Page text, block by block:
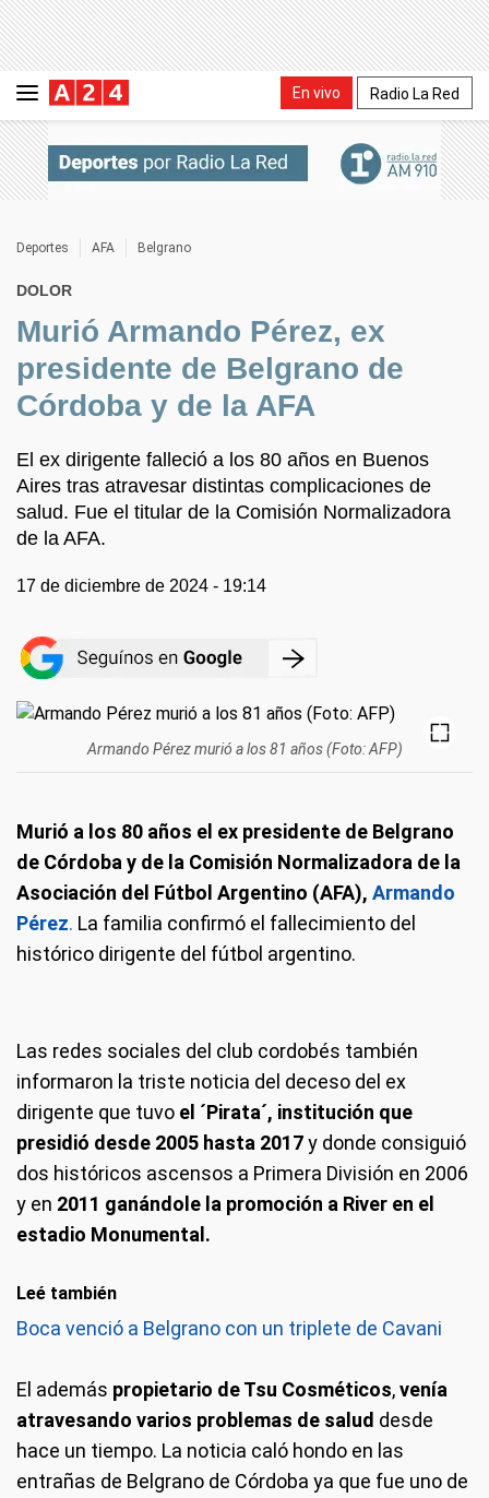
En vivo Radio La Red
Deportes AFA Belgrano
DOLOR
Murió Armando Pérez, ex
presidente de Belgrano de
Córdoba y de la AFA
El ex dirigente falleció a los 80 años en Buenos
Aires tras atravesar distintas complicaciones de
salud. Fue el titular de la Comisión Normalizadora
de la AFA.
17 de diciembre de 2024 - 19:14
Armando Pérez murió a los 81 años (Foto: AFP)
Murió a los 80 años el ex presidente de Belgrano
de Córdoba y de la Comisión Normalizadora de la
Asociación del Fútbol Argentino (AFA), Armando
Pérez. La familia confirmó el fallecimiento del
histórico dirigente del fútbol argentino.
Las redes sociales del club cordobés también
informaron la triste noticia del deceso del ex
dirigente que tuvo el ´Pirata´, institución que
presidió desde 2005 hasta 2017y donde consiguió
dos históricos ascensos a Primera División en 2006
y en 2011 ganándole la promoción a River en el
estadio Monumental.
Leé también
Boca venció a Belgrano con un triplete de Cavani
El además propietario de Tsu Cosméticos,venía
atravesando varios problemas de salud desde
hace un tiempo. La noticia caló hondo en las
entrañas de Belgrano de Córdoba ya que fue uno de